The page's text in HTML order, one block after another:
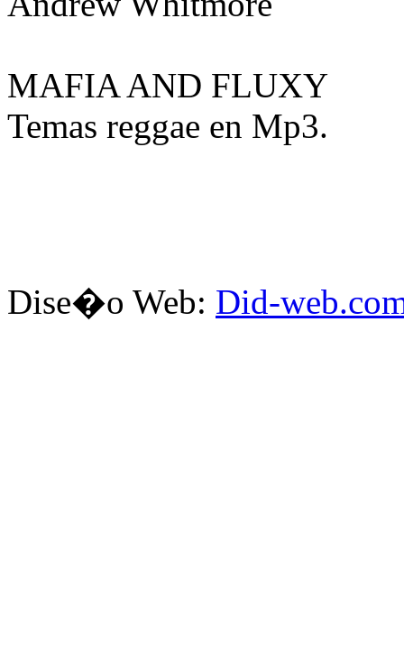
MAFIA AND FLUXY
Temas reggae en Mp3.
Dise�o Web: Did-